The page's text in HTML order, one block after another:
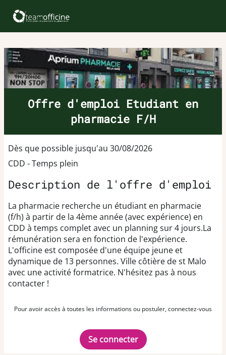
Offre d'emploi Etudiant en
pharmacie F/H
Dès que possible jusqu'au 30/08/2026
CDD - Temps plein
Description de l'offre d'emploi
La pharmacie recherche un étudiant en pharmacie
(f/h) à partir de la 4ème année (avec expérience) en
CDD à temps complet avec un planning sur 4 jours.La
rémunération sera en fonction de l'expérience.
L'officine est composée d'une équipe jeune et
dynamique de 13 personnes. Ville côtière de st Malo
avec une activité formatrice. N'hésitez pas à nous
contacter !
Pour avoir accès à toutes les informations ou postuler, connectez-vous
Se connecter